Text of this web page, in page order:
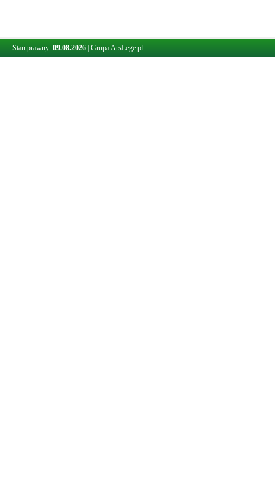
Stan prawny: 09.08.2026 Grupa ArsLege.pl